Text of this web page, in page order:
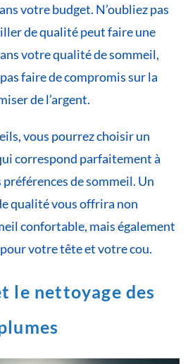
votre budget. N’oubliez pas
de qualité peut faire une
votre qualité de sommeil,
faire de compromis sur la
de l’argent.
vous pourrez choisir un
correspond parfaitement à
préférences de sommeil. Un
qualité vous offrira non
confortable, mais également
votre tête et votre cou.
le nettoyage des